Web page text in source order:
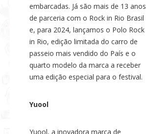
embarcadas. Já são mais de 13 anos
de parceria com o Rock in Rio Brasil
e, para 2024, lançamos o Polo Rock
in Rio, edição limitada do carro de
passeio mais vendido do País e o
quarto modelo da marca a receber
uma edição especial para o festival.
Yuool
Yuool, a inovadora marca de